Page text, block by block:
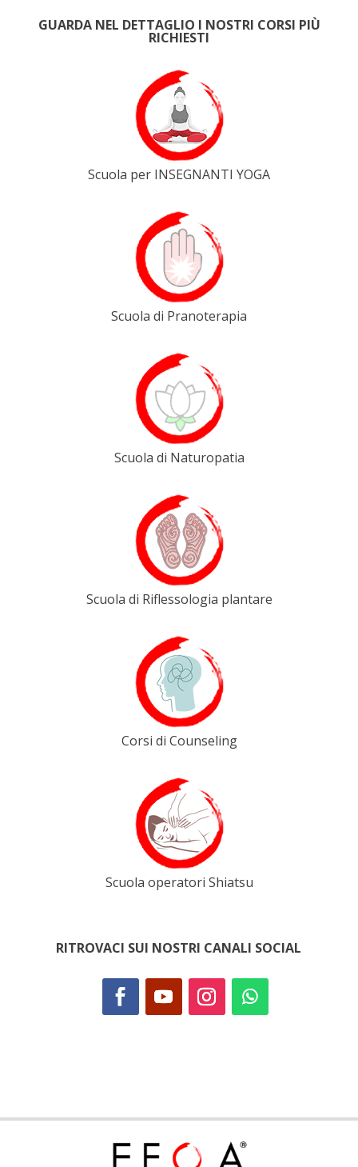
GUARDA NEL DETTAGLIO I NOSTRI CORSI PIÙ
RICHIESTI
Scuola per INSEGNANTI YOGA
Scuola di Pranoterapia
Scuola di Naturopatia
Scuola di Riflessologia plantare
Corsi di Counseling
Scuola operatori Shiatsu
RITROVACI SUI NOSTRI CANALI SOCIAL